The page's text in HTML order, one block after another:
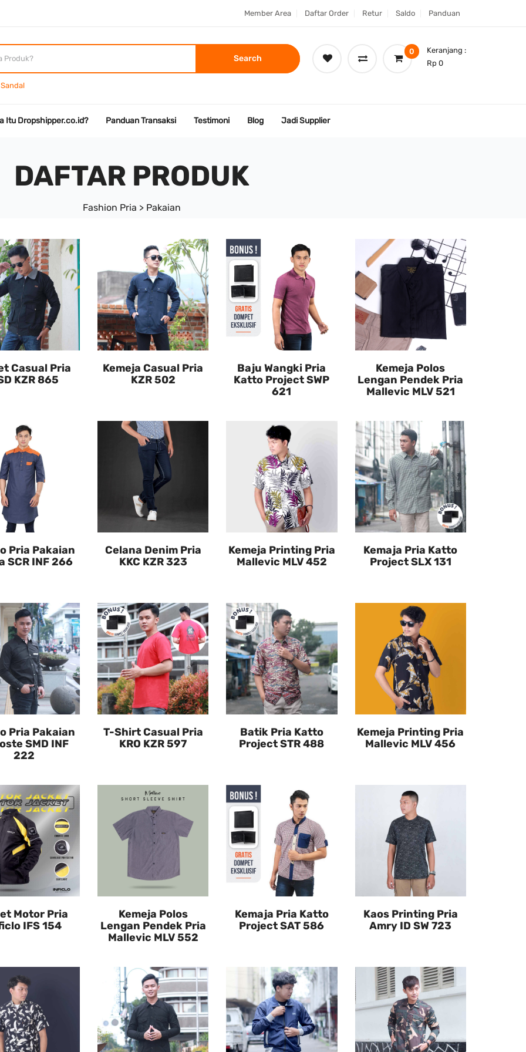
Member Area Daftar Order Retur Saldo Panduan
Search
Sandal
0
Keranjang :
Rp 0
Itu Dropshipper.co.id? Panduan Transaksi Testimoni Blog Jadi Supplier
DAFTAR PRODUK
Fashion Pria > Pakaian
Casual Pria
KZR 865
Kemeja Casual Pria
KZR 502
Baju Wangki Pria
Katto Project SWP
621
Kemeja Polos
Lengan Pendek Pria
Mallevic MLV 521
Pria Pakaian
SCR INF 266
Celana Denim Pria
KKC KZR 323
Kemeja Printing Pria
Mallevic MLV 452
Kemaja Pria Katto
Project SLX 131
Pria Pakaian
SMD INF
222
T-Shirt Casual Pria
KRO KZR 597
Batik Pria Katto
Project STR 488
Kemeja Printing Pria
Mallevic MLV 456
Motor Pria
IFS 154
Kemeja Polos
Lengan Pendek Pria
Mallevic MLV 552
Kemaja Pria Katto
Project SAT 586
Kaos Printing Pria
Amry ID SW 723